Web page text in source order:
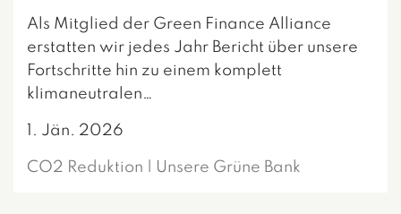
Als Mitglied der Green Finance Alliance
erstatten wir jedes Jahr Bericht über unsere
Fortschritte hin zu einem komplett
klimaneutralen…
1. Jän. 2026
CO2 Reduktion | Unsere Grüne Bank